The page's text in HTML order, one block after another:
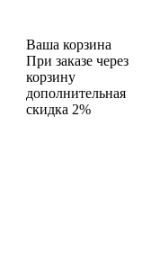
Ваша корзина
При заказе через
корзину
дополнительная
скидка 2%